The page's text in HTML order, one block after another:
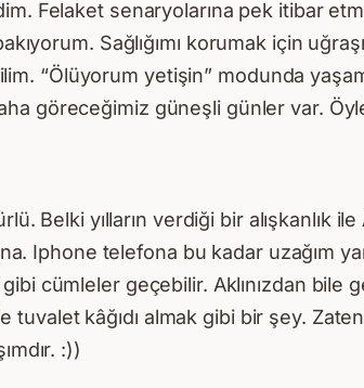
Felaket senaryolarına pek itibar
Sağlığımı korumak için
“Ölüyorum yetişin” modunda
göreceğimiz güneşli günler var.
Belki yılların verdiği bir alışkanlık
Iphone telefona bu kadar uzağım
cümleler geçebilir. Aklınızdan bile
tuvalet kâğıdı almak gibi bir şey.
:))